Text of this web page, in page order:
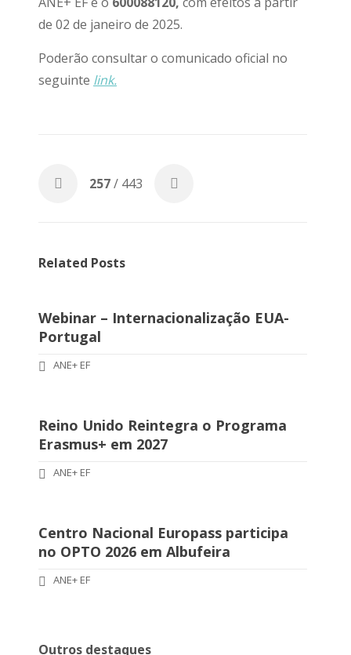
de 02 de janeiro de 2025.
Poderão consultar o comunicado oficial no
seguinte link.
257/ 443
Related Posts
Webinar – Internacionalização EUA-
Portugal
ANE+ EF
Reino Unido Reintegra o Programa
Erasmus+ em 2027
ANE+ EF
Centro Nacional Europass participa
no OPTO 2026 em Albufeira
ANE+ EF
Outros destaques